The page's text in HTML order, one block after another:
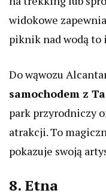
widokowe
piknik nad wodą to
Do wąwozu
samochodem z
park przyrodniczy
atrakcji. To
pokazuje swoją
8. Etna